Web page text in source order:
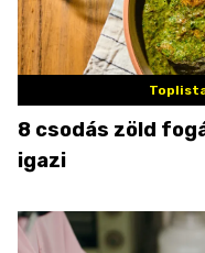
8 csodás zöld
igazi